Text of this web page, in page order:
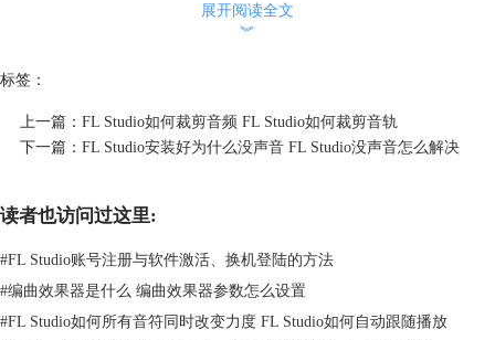
通过上面两个步骤，我们就能够在FL Studio中复制部分音符了，整个操
作过程比较接近于常规的复制粘贴快捷键操作，十分便捷快速。
二、FL Studio如何复制轨道上的全部音符
展开阅读全文
︾
标签：
上一篇： FL Studio如何裁剪音频 FL Studio如何裁剪音轨
下一篇： FL Studio安装好为什么没声音 FL Studio没声音怎么解决
读者也访问过这里:
#FL Studio账号注册与软件激活、换机登陆的方法
#编曲效果器是什么 编曲效果器参数怎么设置
#FL Studio如何所有音符同时改变力度 FL Studio如何自动跟随播放